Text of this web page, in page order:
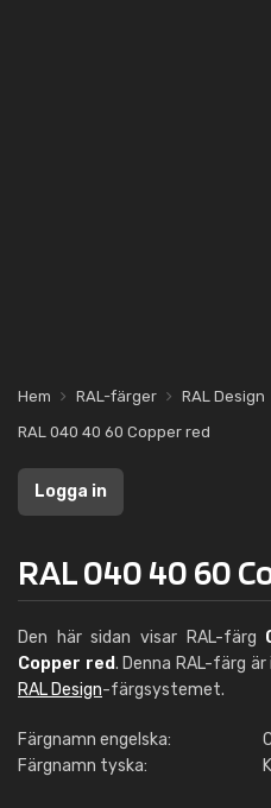
Hem RAL-färger RAL Design
RAL 040 40 60 Copper red
Logga in
RAL 040 40 60
Den här sidan visar RAL-färg
Copper red. Denna RAL-färg
RAL Design-färgsystemet.
Färgnamn engelska:
Färgnamn tyska: